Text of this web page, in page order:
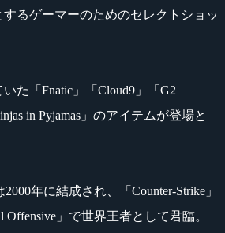
るゲーマーのためのセレクトショッ
た「Fnatic」「Cloud9」「G2
in Pyjamas」のアイテムが登場と
2000年に結成され、「Counter-Strike」
Offensive」で世界王者として君臨。